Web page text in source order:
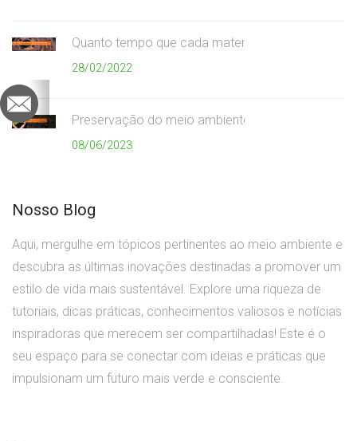
Quanto tempo que cada material demora para se
28/02/2022
Preservação do meio ambiente
08/06/2023
Nosso Blog
Aqui, mergulhe em tópicos pertinentes ao meio ambiente e
descubra as últimas inovações destinadas a promover um
estilo de vida mais sustentável. Explore uma riqueza de
tutoriais, dicas práticas, conhecimentos valiosos e notícias
inspiradoras que merecem ser compartilhadas! Este é o
seu espaço para se conectar com ideias e práticas que
impulsionam um futuro mais verde e consciente.